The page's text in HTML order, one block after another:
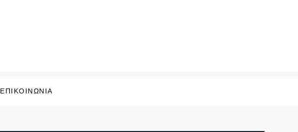
ΕΠΙΚΟΙΝΩΝΙΑ